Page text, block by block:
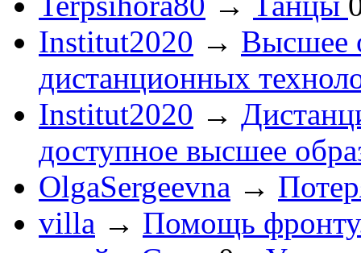
Institut2020 → Высшее
дистанционных
Institut2020 →
доступное высшее
OlgaSergeevna →
villa → Помощь